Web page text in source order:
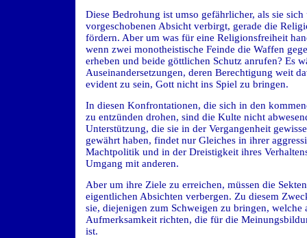
Diese Bedrohung ist umso gefährlicher, als sie sich
vorgeschobenen Absicht verbirgt, gerade die
fördern. Aber um was für eine Religionsfreiheit
wenn zwei monotheistische Feinde die Waffen
erheben und beide göttlichen Schutz anrufen? Es
Auseinandersetzungen, deren Berechtigung weit
evident zu sein, Gott nicht ins Spiel zu bringen.
In diesen Konfrontationen, die sich in den
zu entzünden drohen, sind die Kulte nicht
Unterstützung, die sie in der Vergangenheit
gewährt haben, findet nur Gleiches in ihrer
Machtpolitik und in der Dreistigkeit ihres
Umgang mit anderen.
Aber um ihre Ziele zu erreichen, müssen die
eigentlichen Absichten verbergen. Zu diesem
sie, diejenigen zum Schweigen zu bringen, welche
Aufmerksamkeit richten, die für die
ist.